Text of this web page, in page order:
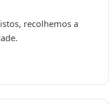
recolhemos a